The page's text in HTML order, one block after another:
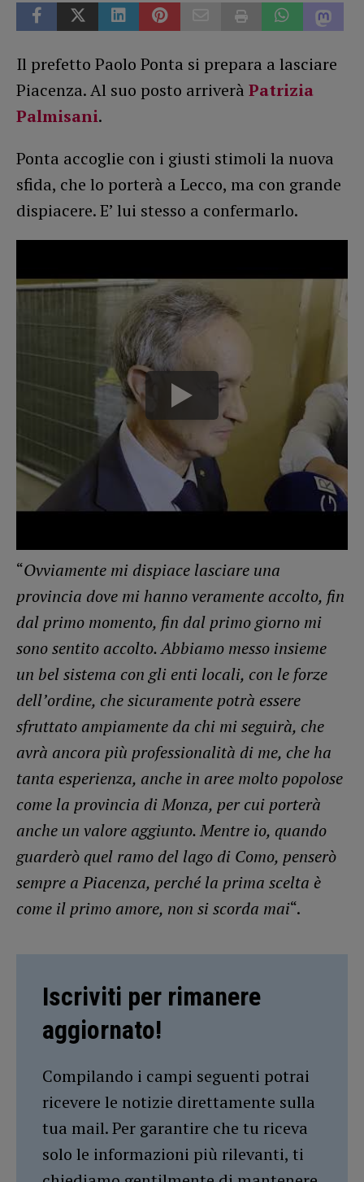
Il prefetto Paolo Ponta si prepara a lasciare
Piacenza. Al suo posto arriverà Patrizia
Palmisani.
Ponta accoglie con i giusti stimoli la nuova
sfida, che lo porterà a Lecco, ma con grande
dispiacere. E’ lui stesso a confermarlo.
“Ovviamente mi dispiace lasciare una
provincia dove mi hanno veramente accolto, fin
dal primo momento, fin dal primo giorno mi
sono sentito accolto. Abbiamo messo insieme
un bel sistema con gli enti locali, con le forze
dell’ordine, che sicuramente potrà essere
sfruttato ampiamente da chi mi seguirà, che
avrà ancora più professionalità di me, che ha
tanta esperienza, anche in aree molto popolose
come la provincia di Monza, per cui porterà
anche un valore aggiunto. Mentre io, quando
guarderò quel ramo del lago di Como, penserò
sempre a Piacenza, perché la prima scelta è
come il primo amore, non si scorda mai“.
Iscriviti per rimanere
aggiornato!
Compilando i campi seguenti potrai
ricevere le notizie direttamente sulla
tua mail. Per garantire che tu riceva
solo le informazioni più rilevanti, ti